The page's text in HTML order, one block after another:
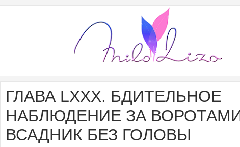
ГЛАВА LXXX. БДИТЕЛЬНОЕ
НАБЛЮДЕНИЕ ЗА
ВСАДНИК БЕЗ ГОЛОВЫ